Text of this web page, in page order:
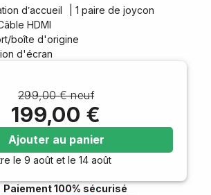
d’accueil
| 1 paire de joycon
HDMI
boîte d'origine
d'écran
299,00 € neuf
199,00 €
Ajouter au panier
le 9 août et le 14 août
Paiement 100% sécurisé